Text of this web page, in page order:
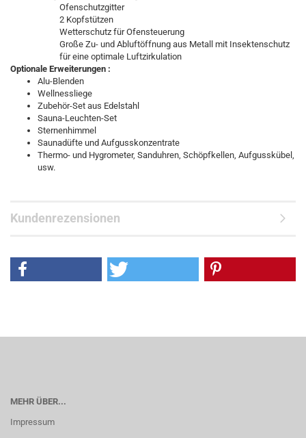
Ofenschutzgitter
2 Kopfstützen
Wetterschutz für Ofensteuerung
Große Zu- und Abluftöffnung aus Metall mit Insektenschutz
für eine optimale Luftzirkulation
Optionale Erweiterungen :
Alu-Blenden
Wellnessliege
Zubehör-Set aus Edelstahl
Sauna-Leuchten-Set
Sternenhimmel
Saunadüfte und Aufgusskonzentrate
Thermo- und Hygrometer, Sanduhren, Schöpfkellen, Aufgusskübel,
usw.
Kundenrezensionen
MEHR ÜBER...
Impressum